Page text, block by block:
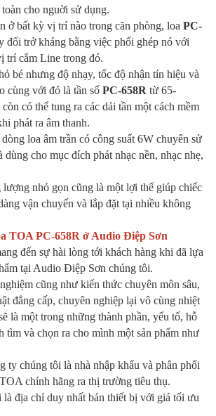
cho nguời sử dụng.
ở bất kỳ vị trí nào trong căn phòng, loa PC-
đổi trở kháng bằng việc phối ghép nó với
trí cắm Line trong đó.
bé nhưng độ nhạy, tốc độ nhận tín hiệu và
cùng với đó là tần số PC-658R từ 65-
có thể tung ra các dải tần một cách mềm
phát ra âm thanh.
dòng loa âm trần có công suất 6W chuyên sử
dùng cho mục đích phát nhạc nền, nhạc nhẹ,
nhỏ gọn cũng là một lợi thế giúp chiếc
vận chuyển và lắp đặt tại nhiều không
TOA PC-658R ở Audio Điệp Sơn
đến sự hài lòng tới khách hàng khi đã lựa
tại Audio Điệp Sơn chúng tôi.
cũng như kiến thức chuyên môn sâu,
đẳng cấp, chuyên nghiệp lại vô cùng nhiệt
là một trong những thành phần, yếu tố, hỗ
tìm và chọn ra cho mình một sản phẩm như
ty chúng tôi là nhà nhập khẩu và phân phối
chính hãng ra thị trường tiêu thụ.
địa chỉ duy nhất bán thiết bị với giá tối ưu